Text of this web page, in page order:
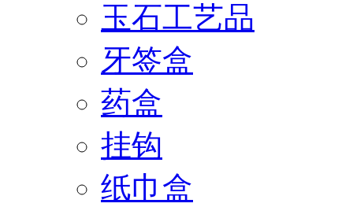
玉石工艺品
牙签盒
药盒
挂钩
纸巾盒